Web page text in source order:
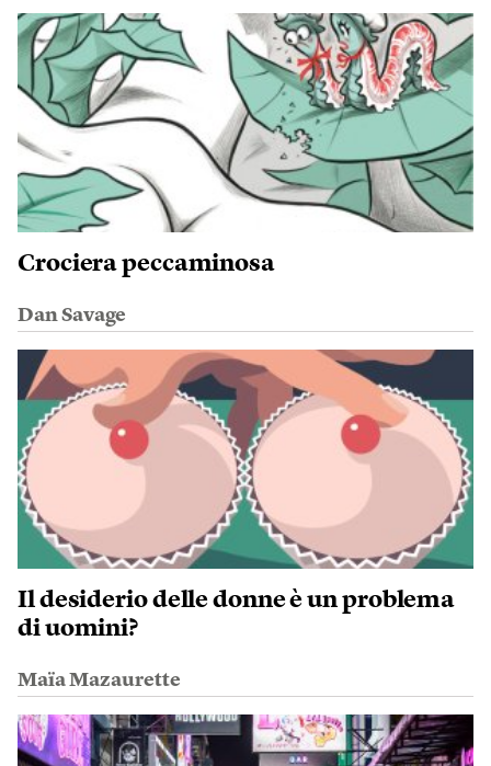
Crociera peccaminosa
Dan Savage
Il desiderio delle donne è un problema
di uomini?
Maïa Mazaurette